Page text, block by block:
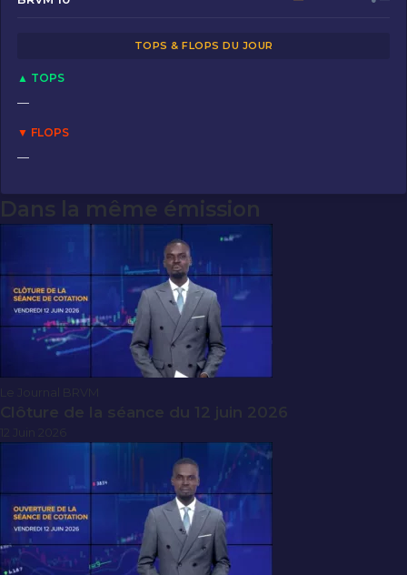
o n
TOPS & FLOPS DU JOUR
▲ TOPS
—
▼ FLOPS
—
Dans la même émission
Le Journal BRVM
Clôture de la séance du 12 juin 2026